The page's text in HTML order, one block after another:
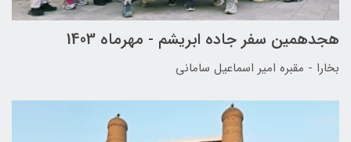
هجدهمین سفر جاده ابریشم - مهرماه 1403
بخارا - مقبره امیر اسماعیل سامانی